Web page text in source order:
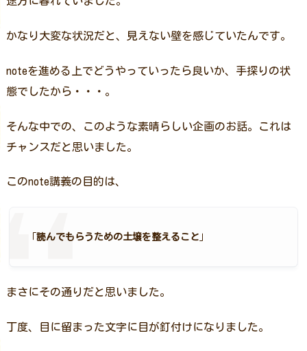
かなり大変な状況だと、見えない壁を感じていたんです。
noteを進める上でどうやっていったら良いか、手探りの状
態でしたから・・・。
そんな中での、このような素晴らしい企画のお話。これは
チャンスだと思いました。
このnote講義の目的は、
「 読んでもらうための土壌を整えること 」
まさにその通りだと思いました。
丁度、目に留まった文字に目が釘付けになりました。